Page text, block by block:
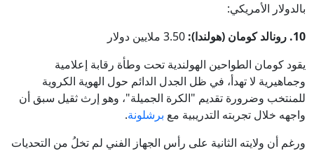
بالدولار الأمريكي:
10. رونالد كومان (هولندا):
يقود كومان الطواحين الهولندية تحت وطأة رقابة إعلامية
وجماهيرية لا تهدأ، في ظل الجدل الدائم حول الهوية الكروية
للمنتخب وضرورة تقديم "الكرة الجميلة"، وهو إرث ثقيل سبق أن
واجهه خلال تجربته التدريبية مع برشلونة.
ورغم أن ولايته الثانية على رأس الجهاز الفني لم تخلُ من التحديات